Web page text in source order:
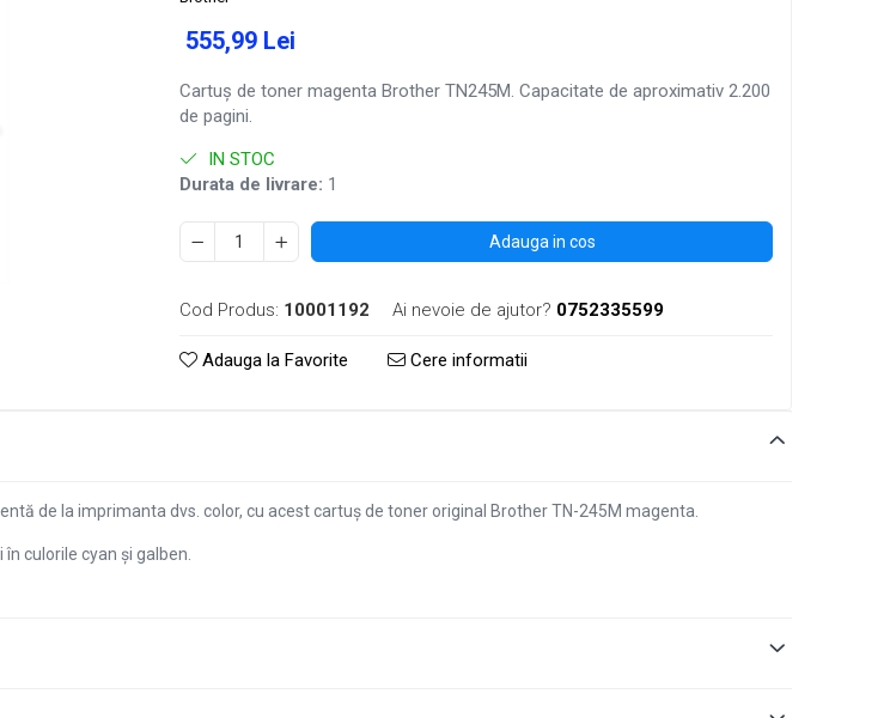
555,99 Lei
Cartuș de toner magenta Brother TN245M. Capacitate de aproximativ 2.200
de pagini.
IN STOC
Durata de livrare: 1
Adauga in cos
Cod Produs: 10001192 Ai nevoie de ajutor? 0752335599
Adauga la Favorite Cere informatii
de la imprimanta dvs. color, cu acest cartuș de toner original Brother TN-245M magenta.
culorile cyan și galben.